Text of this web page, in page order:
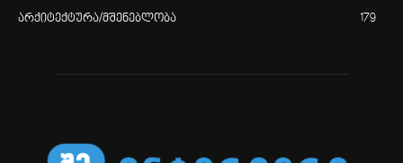
არქიტექტურა/მშენებლობა 179